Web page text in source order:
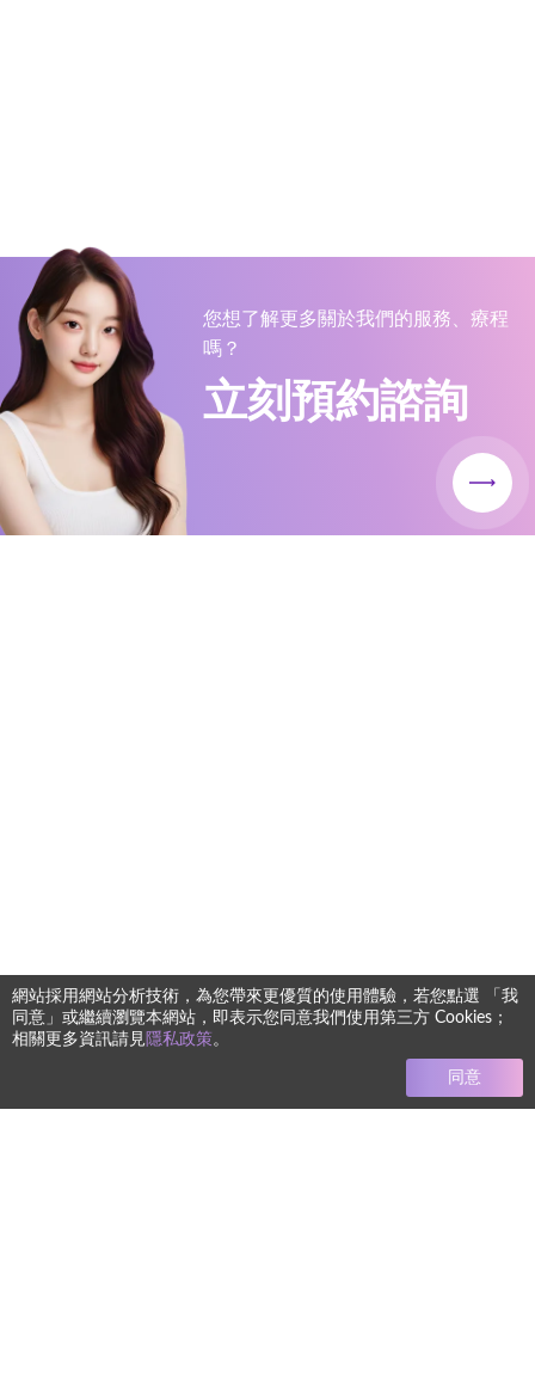
您想了解更多關於我們的服務、療程
嗎？
立刻預約諮詢
網站採用網站分析技術，為您帶來更優質的使用體驗，若您點選 「我
同意」或繼續瀏覽本網站，即表示您同意我們使用第三方 Cookies；
相關更多資訊請見 隱私政策。
同意